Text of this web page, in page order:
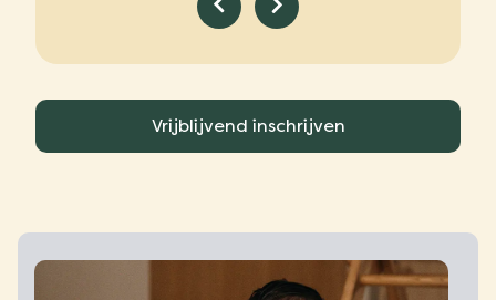
Vrijblijvend inschrijven